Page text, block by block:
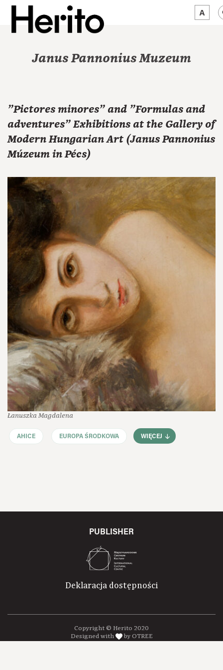
WORTH A LOOK
JĘZYK: EN
Janus Pannonius Muzeum
"Pictores minores" and "Formulas and
adventures" Exhibitions at the Gallery of
Modern Hungarian Art (Janus Pannonius
Múzeum in Pécs)
Łanuszka Magdalena
AHICE EUROPA ŚRODKOWA WIĘCEJ
PUBLISHER
Deklaracja dostępności
Copyright © Herito 2020
Designed with
by OTREE